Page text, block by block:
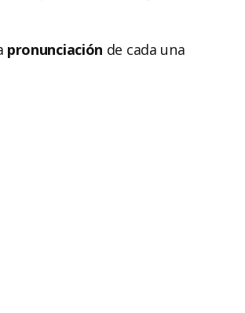
pronunciación de cada una